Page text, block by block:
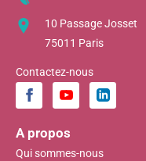
10 Passage Josset
75011 Paris
Contactez-nous
A propos
Qui sommes-nous